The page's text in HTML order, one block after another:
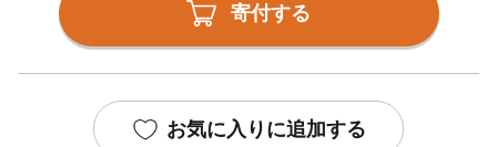
寄付する
お気に入りに追加する